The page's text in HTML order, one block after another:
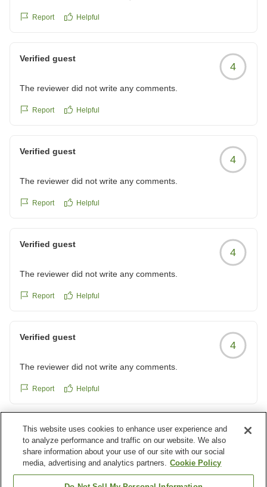
ようで何よりでございます。観光やお仕事など、さまざ
またのお越しをスタッフ一同、心よりお待ちしておりま
す。
Report Helpful
Verified guest
4
The reviewer did not write any comments.
Report Helpful
Verified guest
4
The reviewer did not write any comments.
Report Helpful
Verified guest
4
The reviewer did not write any comments.
Report Helpful
Verified guest
4
The reviewer did not write any comments.
Report Helpful
Verified guest
The reviewer did not write any comments.
Helpful
This website uses cookies to enhance user experience and
to analyze performance and traffic on our website. We also
share information about your use of our site with our social
media, advertising and analytics partners. Cookie Policy